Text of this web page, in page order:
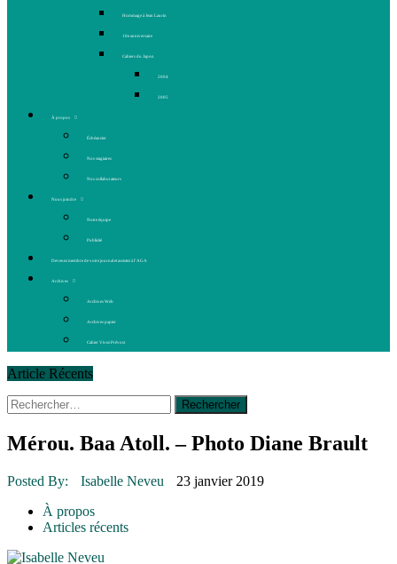
Hommage à Jean Laurin
10e anniversaire
Cahiers du Japon
2004
2005
À propos
Échéancier
Nos stagiaires
Nos collaborateurs
Nous joindre
Notre équipe
Publicité
Devenez membre de votre journal et assistez à l’AGA
Archives
Archives Web
Archives papier
Cahier Vivez Prévost
Article Récents
14 octobre 2015
La course de boîtes à savon du club
Le rendez-vous des bolides
30 juin 2015
Fantaisie et créativité en mode jeunesse
16 juillet 2026 | CULTURE
16 juillet 2026
16 juillet 2026
16 juillet 2026 |
Rechercher :
Mérou. Baa Atoll. – Photo Diane Brault
Posted By: Isabelle Neveu
23 janvier 2019
À propos
Articles récents